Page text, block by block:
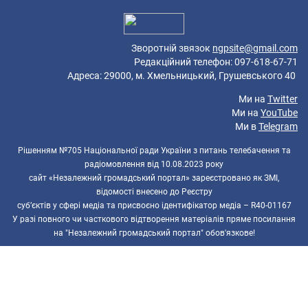
Зворотній звязок ngpsite@gmail.com
Редакційний телефон: 097-618-67-71
Адреса: 29000, м. Хмельницький, Грушевського 40
Ми на Twitter
Ми на YouTube
Ми вTelegram
Рішенням №705 Національної ради України з питань телебачення та
радіомовлення від 10.08.2023 року
сайт «Незалежний громадський портал» зареєстровано як ЗМІ,
відомості внесено до Реєстру
суб’єктів у сфері медіа та присвоєно ідентифікатор медіа – R40-01167
У разі повного чи часткового відтворення матеріалів пряме посилання
на "Незалежний громадський портал" обов'язкове!